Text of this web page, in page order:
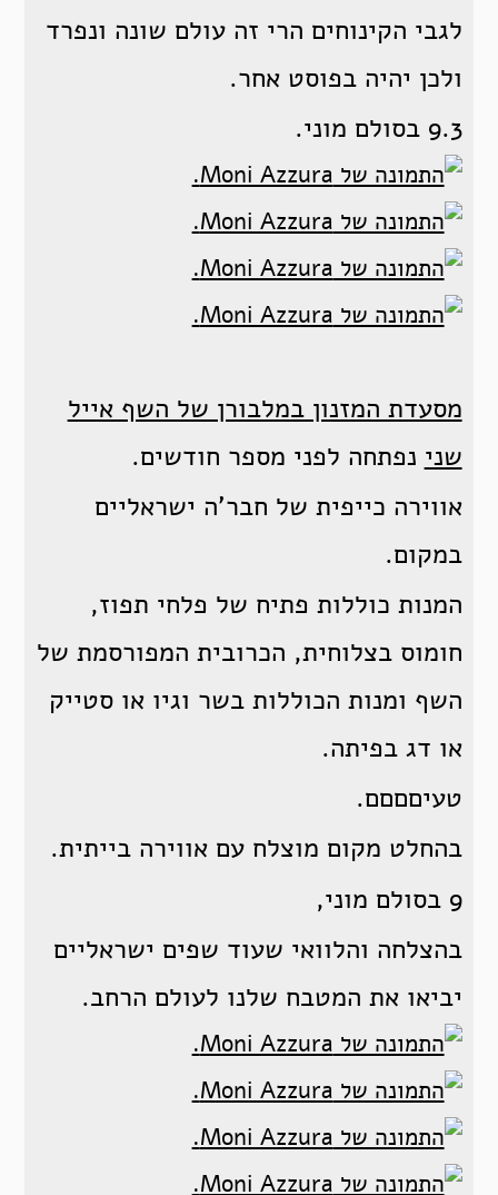
לגבי הקינוחים הרי זה עולם שונה ונפרד
ולכן יהיה בפוסט אחר.
9.3 בסולם מוני.
מסעדת המזנון במלבורן של השף אייל
שני נפתחה לפני מספר חודשים.
אווירה כייפית של חבר'ה ישראליים
במקום.
המנות כוללות פתיח של פלחי תפוז,
חומוס בצלוחית, הכרובית המפורסמת של
השף ומנות הכוללות בשר וגיו או סטייק
או דג בפיתה.
טעיםםםם.
בהחלט מקום מוצלח עם אווירה בייתית.
9 בסולם מוני,
בהצלחה והלוואי שעוד שפים ישראליים
יביאו את המטבח שלנו לעולם הרחב.